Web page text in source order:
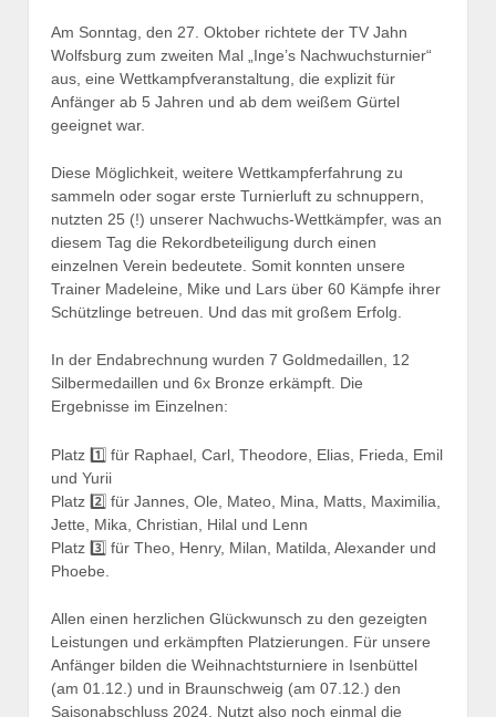
Am Sonntag, den 27. Oktober richtete der TV Jahn
Wolfsburg zum zweiten Mal „Inge’s Nachwuchsturnier“
aus, eine Wettkampfveranstaltung, die explizit für
Anfänger ab 5 Jahren und ab dem weißem Gürtel
geeignet war.
Diese Möglichkeit, weitere Wettkampferfahrung zu
sammeln oder sogar erste Turnierluft zu schnuppern,
nutzten 25 (!) unserer Nachwuchs-Wettkämpfer, was an
diesem Tag die Rekordbeteiligung durch einen
einzelnen Verein bedeutete. Somit konnten unsere
Trainer Madeleine, Mike und Lars über 60 Kämpfe ihrer
Schützlinge betreuen. Und das mit großem Erfolg.
In der Endabrechnung wurden 7 Goldmedaillen, 12
Silbermedaillen und 6x Bronze erkämpft. Die
Ergebnisse im Einzelnen:
Platz 1️⃣ für Raphael, Carl, Theodore, Elias, Frieda, Emil
und Yurii
Platz 2️⃣ für Jannes, Ole, Mateo, Mina, Matts, Maximilia,
Jette, Mika, Christian, Hilal und Lenn
Platz 3️⃣ für Theo, Henry, Milan, Matilda, Alexander und
Phoebe.
Allen einen herzlichen Glückwunsch zu den gezeigten
Leistungen und erkämpften Platzierungen. Für unsere
Anfänger bilden die Weihnachtsturniere in Isenbüttel
(am 01.12.) und in Braunschweig (am 07.12.) den
Saisonabschluss 2024. Nutzt also noch einmal die